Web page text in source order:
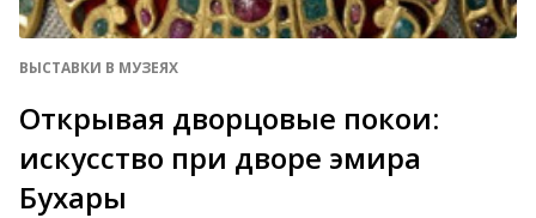
ВЫСТАВКИ В МУЗЕЯХ
Открывая дворцовые покои:
искусство при дворе эмира
Бухары